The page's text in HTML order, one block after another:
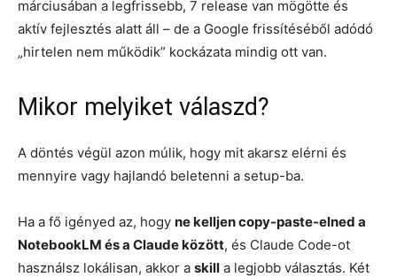
márciusában a legfrissebb, 7 release van mögötte és
aktív fejlesztés alatt áll – de a Google frissítéséből adódó
„hirtelen nem működik” kockázata mindig ott van.
Mikor melyiket válaszd?
A döntés végül azon múlik, hogy mit akarsz elérni és
mennyire vagy hajlandó beletenni a setup-ba.
Ha a fő igényed az, hogy ne kelljen copy-paste-elned a
NotebookLM és a Claude között, és Claude Code-ot
használsz lokálisan, akkor a skill a legjobb választás. Két